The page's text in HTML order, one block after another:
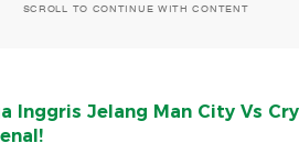
SCROLL TO CONTINUE WITH CONTENT
Inggris Jelang Man City Vs